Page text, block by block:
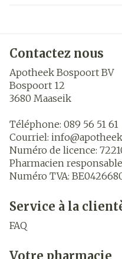
Contactez nous
Apotheek Bospoort BV
Bospoort 12
3680 Maaseik
Téléphone: 089 56 51 61
Courriel: info@
Numéro de licence:
Pharmacien
Numéro TVA:
Service à la
FAQ
Votre pharmacie